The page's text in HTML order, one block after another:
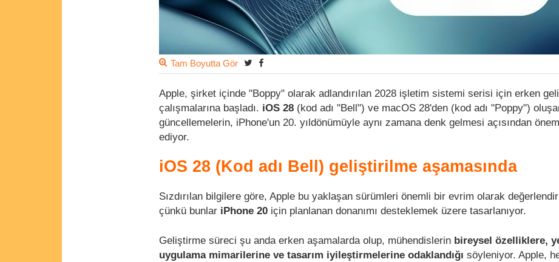
Tam Boyutta Gör
Apple, şirket içinde "Boppy" olarak adlandırılan 2028 işletim sistemi serisi için erken
çalışmalarına başladı. iOS 28 (kod adı "Bell") ve macOS 28'den (kod adı "Poppy")
güncellemelerin, iPhone'un 20. yıldönümüyle aynı zamana denk gelmesi açısından
ediyor.
iOS 28 (Kod adı Bell) geliştirilme aşamasında
Sızdırılan bilgilere göre, Apple bu yaklaşan sürümleri önemli bir evrim olarak
çünkü bunlar iPhone 20 için planlanan donanımı desteklemek üzere tasarlanıyor.
Geliştirme süreci şu anda erken aşamalarda olup, mühendislerin bireysel özelliklere,
uygulama mimarilerine ve tasarım iyileştirmelerine odaklandığı söyleniyor. Apple,